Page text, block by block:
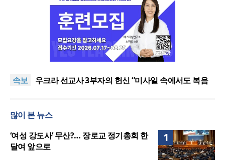
속보
[최원호 목사의 영혼의 양식 63] 말씀은 같은데 왜 열
우크라 선교사 3부자의 헌신 “미사일 속에서도 복음
강력 반발
[최원호 목사의 영혼의 양식 63] 말씀은 같은데 왜 열
美 이민구금센터에 억류됐던 한인 목회자 석방돼
많이 본 뉴스
1
‘여성 강도사’ 무산?… 장로교 정기총회 한
달여 앞으로